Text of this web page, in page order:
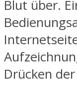
Blut über.
Drücken